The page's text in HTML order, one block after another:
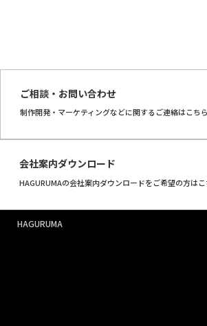
ご相談・お問い合わせ
制作開発・マーケティングなどに関するご連絡はこちら
会社案内ダウンロード
HAGURUMAの会社案内ダウンロードをご希望の方は
HAGURUMA